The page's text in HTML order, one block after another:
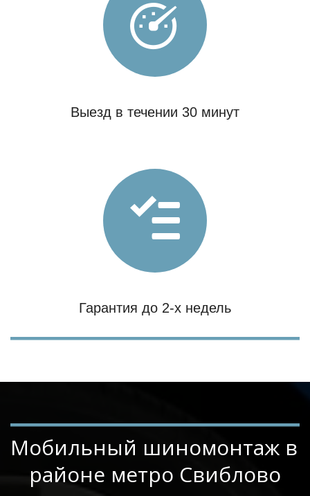
Выезд в течении 30 минут
Гарантия до 2-х недель
Мобильный шиномонтаж в
районе метро Свиблово